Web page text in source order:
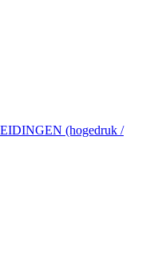
(hogedruk /